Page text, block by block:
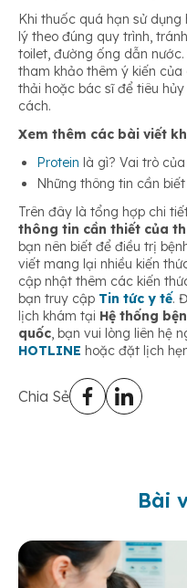
Khi thuốc quá hạn sử
lý theo đúng quy trình,
toilet, đường ống dẫn
tham khảo thêm ý kiến
thải hoặc bác sĩ để tiêu
cách.
Xem thêm các bài viết
Protein là gì? Vai trò
Những thông tin cần
Trên đây là tổng hợp chi
thông tin cần thiết của
bạn nên biết để điều trị
viết mang lại nhiều kiến
cập nhật thêm các kiến
bạn truy cập Tin tức y tế.
lịch khám tại Hệ thống
quốc, bạn vui lòng liên hệ
HOTLINE hoặc đặt lịch
Chia Sẻ
Bài